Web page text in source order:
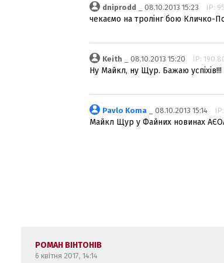
dniprodd _ 08.10.2013 15:23 IP:
чекаємо на тролінг бою Кличко-
Keith _ 08.10.2013 15:20 IP:
Ну Майкл, ну Щур. Бажаю успіхів!!!
Pavlo Koma _ 08.10.2013 15:14
Майкл Щур у Файних новинах
РОМАН ВІНТОНІВ
6 квітня 2017, 14:14